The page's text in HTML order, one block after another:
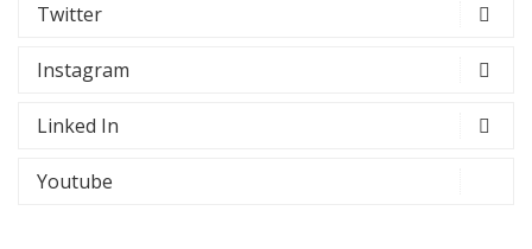
Twitter
Instagram
Linked In
Youtube